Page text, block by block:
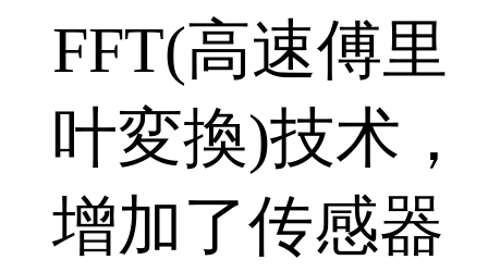
FFT(高速傅里
叶変換)技术，
增加了传感器